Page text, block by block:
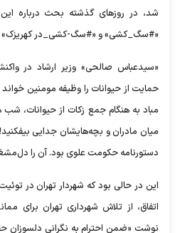
شد، در روزهای گذشته بحث درباره
«#سگ_کشی» و «#سگ-کشی_در کهریزک»
«سیدعباس صالحی» وزیر ارشاد در
حمایت از حیوانات را وظیفه مومنین
مباد به هنگام جمع زکات از حیوانات، شب
میان مادران و بچه‌هایشان جدایی
دستورنامه حکومت علوی بود. آن را
این در حالی بود که شهردار تهران در
اتفاق، از تلاش شهرداری تهران برای
نوشت «ضمن احترام به نگرانی دلسوزان